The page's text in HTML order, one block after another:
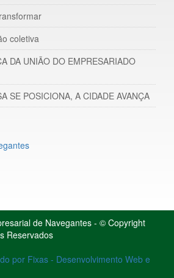
coletiva
DA UNIÃO DO EMPRESARIADO
SE POSICIONA, A CIDADE AVANÇA
de Navegantes - © Copyright
Reservados